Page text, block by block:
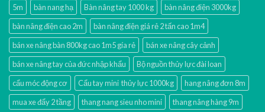
5m bàn nang hạ Bàn nâng tay 1000 kg
bàn nâng điện 3000kg
bàn nâng điện cao 2m
bàn nâng điện giá rẻ 2 tấn cao 1m4
bán xe nâng bàn 800kg cao 1m5 gía rẻ
bán xe nâng cây cảnh
bán xe nâng tay của đức nhập khẩu
Bộ nguồn thủy lực đài loan
cẩu móc động cơ
Cẩu tay mini thủy lực 1000kg
hang nâng đơn 8m
mua xe đẩy 2 tầng
thang nang sieu nho mini
thang nâng hàng 9m